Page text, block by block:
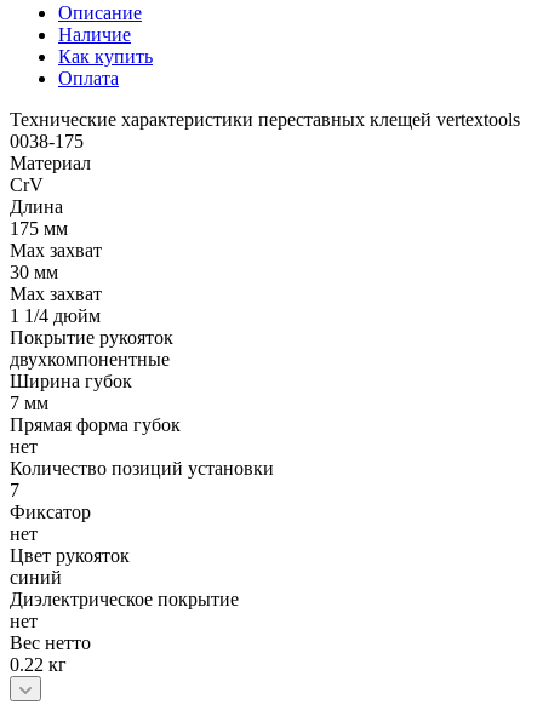
Описание
Наличие
Как купить
Оплата
Технические характеристики переставных клещей vertextools
0038-175
Материал
CrV
Длина
175 мм
Мах захват
30 мм
Мах захват
1 1/4 дюйм
Покрытие рукояток
двухкомпонентные
Ширина губок
7 мм
Прямая форма губок
нет
Количество позиций установки
7
Фиксатор
нет
Цвет рукояток
синий
Диэлектрическое покрытие
нет
Вес нетто
0.22 кг